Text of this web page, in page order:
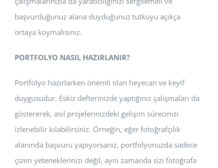
başvurduğunuz alana duyduğunuz tutkuyu açıkça
ortaya koymalısınız.
PORTFOLYO NASIL HAZIRLANIR?
Portfolyo hazırlarken önemli olan heyecan ve keyif
duygusudur. Eskiz defterinizde yaptığınız çalışmaları da
göstererek, asıl projelerinizdeki gelişim sürecinizi
izlenebilir kılabilirsiniz. Örneğin, eğer fotoğrafçılık
alanında başvuru yapıyorsanız, portfolyonuzda sadece
çizim yeteneklerinizi değil, aynı zamanda sizi fotoğrafa